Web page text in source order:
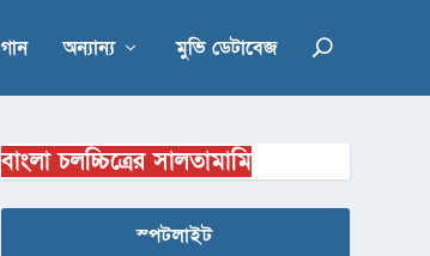
গান অন্যান্য মুভি ডেটাবেজ
বাংলা চলচ্চিত্রের সালতামামি
স্পটলাইট